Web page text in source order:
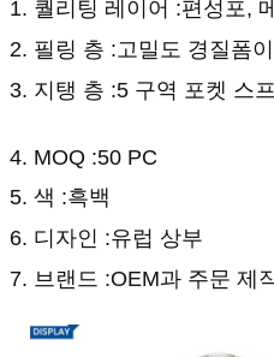
1. 퀄리팅 레이어 :편성포,
2. 필링 층 :고밀도 경질폼
3. 지탱 층 :5 구역 포켓 스
4. MOQ :50 PC
5. 색 :흑백
6. 디자인 :유럽 상부
7. 브랜드 :OEM과 주문 제